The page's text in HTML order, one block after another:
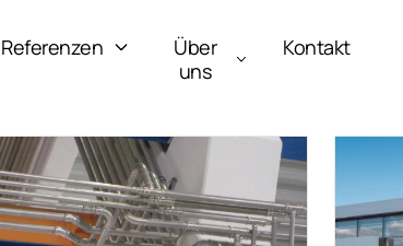
Referenzen
Über
uns
Kontakt